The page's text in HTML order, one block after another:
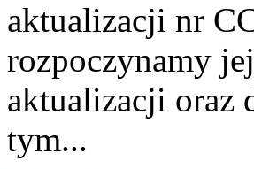
aktualizacji nr
rozpoczynamy
aktualizacji oraz
tym...